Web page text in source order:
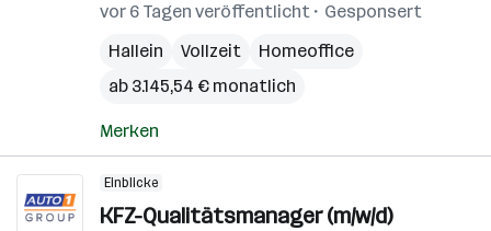
vor 6 Tagen veröffentlicht
Gesponsert
Hallein
Vollzeit
Homeoffice
ab 3.145,54 € monatlich
Merken
Einblicke
KFZ-Qualitätsmanager (m/w/d)